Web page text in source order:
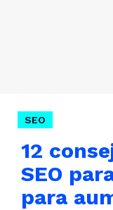
SEO
12
SEO
para